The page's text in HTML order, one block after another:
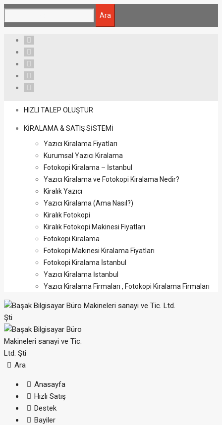
Ara
HIZLI TALEP OLUŞTUR
KİRALAMA & SATIŞ SİSTEMİ
Yazıcı Kiralama Fiyatları
Kurumsal Yazıcı Kiralama
Fotokopi Kiralama – İstanbul
Yazıcı Kiralama ve Fotokopi Kiralama Nedir?
Kiralık Yazıcı
Yazıcı Kiralama (Ama Nasıl?)
Kiralık Fotokopi
Kiralık Fotokopi Makinesi Fiyatları
Fotokopi Kiralama
Fotokopi Makinesi Kiralama Fiyatları
Fotokopi Kiralama İstanbul
Yazıcı Kiralama İstanbul
Yazıcı Kiralama Firmaları , Fotokopi Kiralama Firmaları
Ara
Anasayfa
Hızlı Satış
Destek
Bayiler